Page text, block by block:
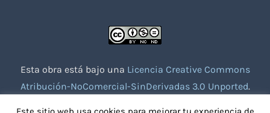
Esta obra está bajo una Licencia Creative Commons
Atribución-NoComercial-SinDerivadas 3.0 Unported.